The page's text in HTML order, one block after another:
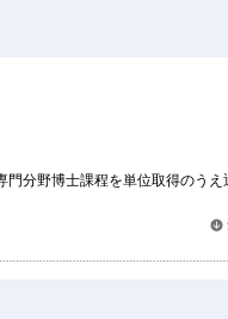
分野博士課程を単位取得のうえ